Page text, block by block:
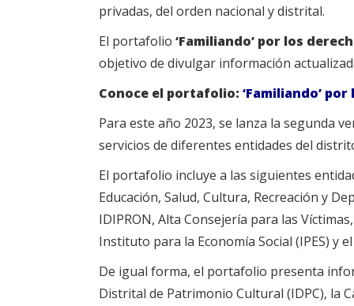
privadas, del orden nacional y distrital.
El portafolio ‘Familiando’ por los
objetivo de divulgar información
Conoce el portafolio: ‘Familiando’
Para este año 2023, se lanza la segunda
servicios de diferentes entidades del
El portafolio incluye a las siguientes
Educación, Salud, Cultura, Recreación y
IDIPRON, Alta Consejería para las
Instituto para la Economía Social (IPES) y
De igual forma, el portafolio presenta
Distrital de Patrimonio Cultural (IDPC), la